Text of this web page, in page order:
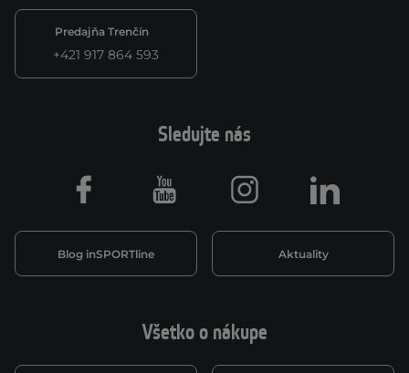
Predajňa Trenčín
+421 917 864 593
Všetko o nákupe
Sledujte nás
Blog inSPORTline Aktuality
Facebook Youtube Instagram LinkedIn